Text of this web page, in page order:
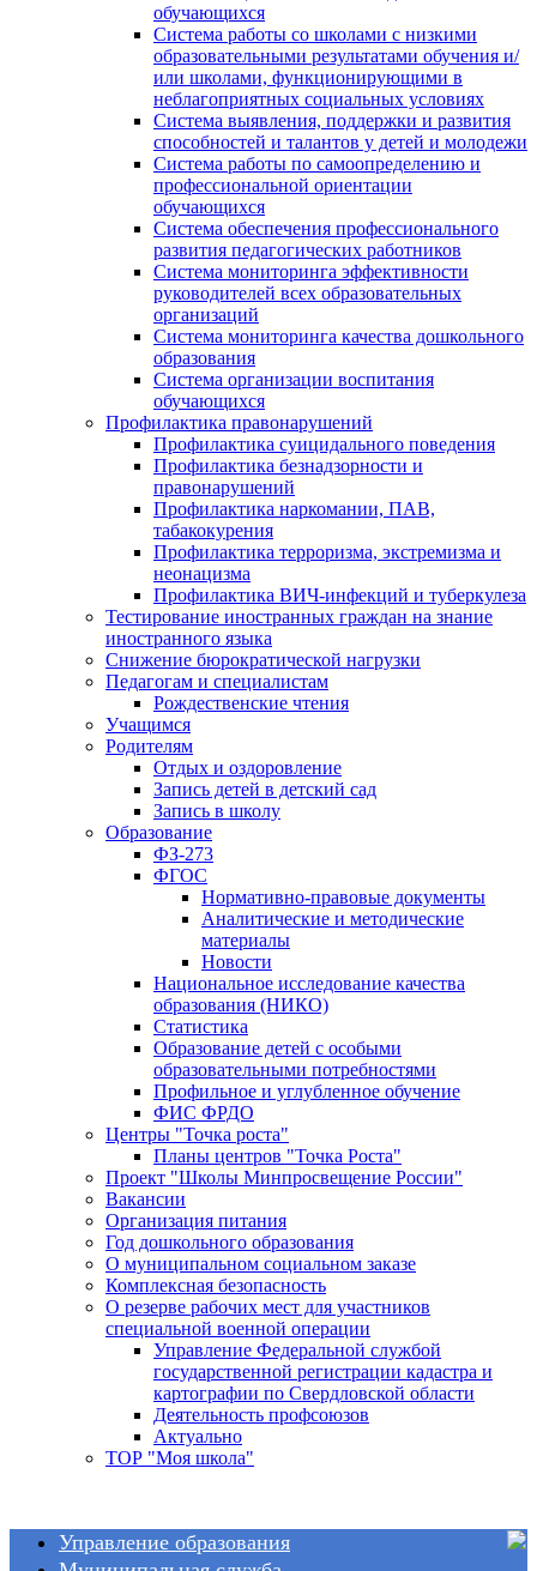
обучающихся
Система работы со школами с низкими
образовательными результатами обучения и/
или школами, функционирующими в
неблагоприятных социальных условиях
Система выявления, поддержки и развития
способностей и талантов у детей и молодежи
Система работы по самоопределению и
профессиональной ориентации
обучающихся
Система обеспечения профессионального
развития педагогических работников
Система мониторинга эффективности
руководителей всех образовательных
организаций
Система мониторинга качества дошкольного
образования
Система организации воспитания
обучающихся
Профилактика правонарушений
Профилактика суицидального поведения
Профилактика безнадзорности и
правонарушений
Профилактика наркомании, ПАВ,
табакокурения
Профилактика терроризма, экстремизма и
неонацизма
Профилактика ВИЧ-инфекций и туберкулеза
Тестирование иностранных граждан на знание
иностранного языка
Снижение бюрократической нагрузки
Педагогам и специалистам
Рождественские чтения
Учащимся
Родителям
Отдых и оздоровление
Запись детей в детский сад
Запись в школу
Образование
ФЗ-273
ФГОС
Нормативно-правовые документы
Аналитические и методические
материалы
Новости
Национальное исследование качества
образования (НИКО)
Статистика
Образование детей с особыми
образовательными потребностями
Профильное и углубленное обучение
ФИС ФРДО
Центры "Точка роста"
Планы центров "Точка Роста"
Проект "Школы Минпросвещение России"
Вакансии
Организация питания
Год дошкольного образования
О муниципальном социальном заказе
Комплексная безопасность
О резерве рабочих мест для участников
специальной военной операции
Управление Федеральной службой
государственной регистрации кадастра и
картографии по Свердловской области
Деятельность профсоюзов
Актуально
ТОР "Моя школа"
Управление образования